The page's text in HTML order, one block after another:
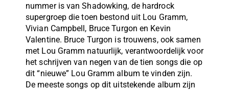
nummer is van Shadowking, de hardrock
supergroep die toen bestond uit Lou Gramm,
Vivian Campbell, Bruce Turgon en Kevin
Valentine. Bruce Turgon is trouwens, ook samen
met Lou Gramm natuurlijk, verantwoordelijk voor
het schrijven van negen van de tien songs die op
dit “nieuwe” Lou Gramm album te vinden zijn.
De meeste songs op dit uitstekende album zijn